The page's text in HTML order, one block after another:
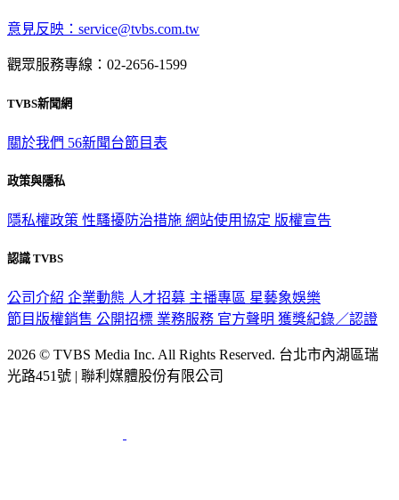
意見反映：service@tvbs.com.tw
觀眾服務專線：02-2656-1599
TVBS新聞網
關於我們 56新聞台節目表
政策與隱私
隱私權政策 性騷擾防治措施 網站使用協定 版權宣告
認識 TVBS
公司介紹 企業動態 人才招募 主播專區 星藝象娛樂
節目版權銷售 公開招標 業務服務 官方聲明 獲獎紀錄／認證
2026 © TVBS Media Inc. All Rights Reserved. 台北市內湖區瑞
光路451號 | 聯利媒體股份有限公司